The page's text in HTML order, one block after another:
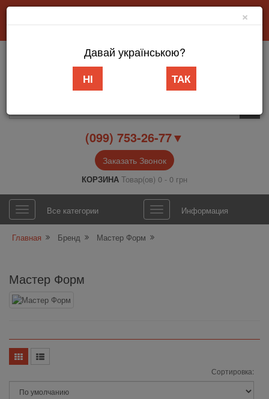
×
Давай українською?
НІ ТАК
(099) 753-26-77▼
Заказать Звонок
КОРЗИНА Товар(ов) 0 - 0 грн
Все категории Информация
Главная Бренд Мастер Форм
Мастер Форм
Сортировка: